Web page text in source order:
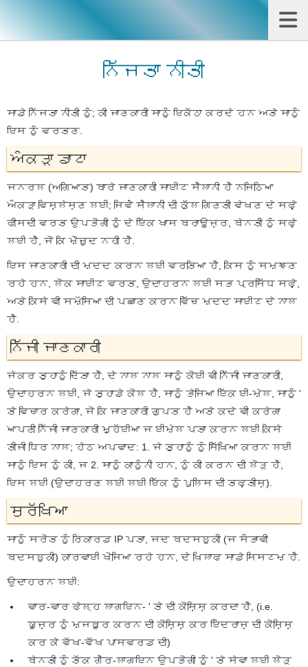
ਨਿੱਜਤਾ ਨੀਤੀ
ਸਾਡੇ ਨਿੱਜਤਾ ਨੀਤੀ ਨੂੰ; ਕੀ ਜਾਣਕਾਰੀ ਸਾਨੂੰ ਇਕੱਠਾ ਕਰਦੇ ਹਨ ਅਤੇ ਸਾਨੂੰ
ਇਸ ਨੂੰ ਵਰਤਣ.
ਅੰਕੜਾ ਡਾਟਾ
ਜਨਰਲ (ਅਗਿਆਤ) ਬਾਰੇ ਜਾਣਕਾਰੀ ਸਾਈਟ ਸੈਲਾਨੀ ਹੈ ਨਜਿਠਿਆ
ਅੰਕੜਾ ਵਿਸ਼ਲੇਸ਼ਣ ਲਈ; ਜਿਵੇਂ ਸੈਲਾਨੀ ਦੀ ਕੁੱਲ ਗਿਣਤੀ ਵੇਖਣ ਦੇ ਸਫ਼ੇ
ਫੀਸਦੀ ਵਰਤ ਉਪਭੋਗੀ ਨੂੰ ਦੇ ਇੱਕ ਖਾਸ ਬਰਾਊਜ਼ਰ, ਬੇਨਤੀ ਨੂੰ ਸਫ਼ੇ
ਲਈ ਹੈ, ਜੋ ਕਿ ਮੌਜੂਦ ਨਹੀ ਹੈ.
ਇਸ ਜਾਣਕਾਰੀ ਦੀ ਮਦਦ ਕਰਨ ਲਈ ਵਰਤਿਆ ਹੈ, ਕਿਸ ਨੂੰ ਸਮਝਣ
ਰਹੇ ਹਨ, ਲੋਕ ਸਾਈਟ ਵਰਤ, ਉਦਾਹਰਨ ਲਈ ਸਭ ਪ੍ਰਸਿੱਧ ਸਫ਼ੇ,
ਅਤੇ ਕਿਸੇ ਵੀ ਸਮੱਸਿਆ ਦੀ ਪਛਾਣ ਕਰਨ ਵਿੱਚ ਮਦਦ ਸਾਈਟ ਦੇ ਨਾਲ
ਹੈ.
ਨਿੱਜੀ ਜਾਣਕਾਰੀ
ਜੇਕਰ ਤੁਹਾਨੂੰ ਦਿੱਤਾ ਹੈ, ਦੇ ਨਾਲ ਨਾਲ ਸਾਨੂੰ ਕੋਈ ਵੀ ਨਿੱਜੀ ਜਾਣਕਾਰੀ,
ਉਦਾਹਰਨ ਲਈ, ਜੇ ਤੁਹਾਡੇ ਕੋਲ ਹੈ, ਸਾਨੂੰ ਭੇਜਿਆ ਇੱਕ ਈ-ਮੇਲ, ਸਾਨੂੰ '
ਤੇ ਵਿਚਾਰ ਕਰੇਗਾ, ਜੋ ਕਿ ਜਾਣਕਾਰੀ ਗੁਪਤ ਹੈ ਅਤੇ ਕਦੇ ਵੀ ਕਰੇਗਾ
ਆਪਣੀ ਨਿੱਜੀ ਜਾਣਕਾਰੀ ਮੁਹੱਈਆ ਜ ਈਮੇਲ ਪਤਾ ਕਰਨ ਲਈ ਕਿਸੇ
ਤੀਜੀ ਧਿਰ ਨਾਲ; ਹੇਠ ਅਪਵਾਦ: 1. ਜੇ ਤੁਹਾਨੂੰ ਨੂੰ ਸਿੱਖਿਆ ਕਰਨ ਲਈ
ਸਾਨੂੰ ਇਸ ਨੂੰ ਕੀ, ਜ 2. ਸਾਨੂੰ ਕਾਨੂੰਨੀ ਹਨ, ਨੂੰ ਕੀ ਕਰਨ ਦੀ ਲੋੜ ਹੈ,
ਇਸ ਲਈ (ਉਦਾਹਰਣ ਲਈ ਲਈ ਇੱਕ ਨੂੰ ਪੁਲਿਸ ਦੀ ਤਫ਼ਤੀਸ਼).
ਸੁਰੱਖਿਆ
ਸਾਨੂੰ ਸਰੋਤ ਨੂੰ ਰਿਕਾਰਡ IP ਪਤਾ, ਜਦ ਬਦਸਲੂਕੀ (ਜ ਸੰਭਾਵੀ
ਬਦਸਲੂਕੀ) ਕਾਰਵਾਈ ਖੋਜਿਆ ਰਹੇ ਹਨ, ਦੇ ਖਿਲਾਫ ਸਾਡੇ ਸਿਸਟਮ ਹੈ.
ਉਦਾਹਰਨ ਲਈ:
ਵਾਰ-ਵਾਰ ਫੇਲ੍ਹ ਲਾਗਇਨ- ' ਤੇ ਦੀ ਕੋਸ਼ਿਸ਼ ਕਰਦਾ ਹੈ, (i.e.
ਯੂਜ਼ਰ ਨੂੰ ਮਜਬੂਰ ਕਰਨ ਦੀ ਕੋਸ਼ਿਸ਼ ਕਰ ਇੰਦਰਾਜ਼ ਦੀ ਕੋਸ਼ਿਸ਼
ਕਰ ਕੇ ਵੱਖ-ਵੱਖ ਪਾਸਵਰਡ ਦੀ)
ਬੇਨਤੀ ਨੂੰ ਤੱਕ ਗੈਰ-ਲਾਗਇਨ ਉਪਭੋਗੀ ਨੂੰ ' ਤੇ ਸੇਵਾ ਲਈ ਲੋੜ